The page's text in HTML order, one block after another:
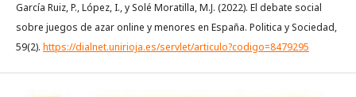
García Ruiz, P., López, I., y Solé Moratilla, M.J. (2022). El debate social
sobre juegos de azar online y menores en España. Politica y Sociedad,
59(2). https://dialnet.unirioja.es/servlet/articulo?codigo=8479295